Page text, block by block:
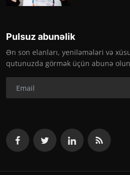
Pulsuz abunəlik
Ən son elanları, yeniləmələri və
qutunuzda görmək üçün abunə olun